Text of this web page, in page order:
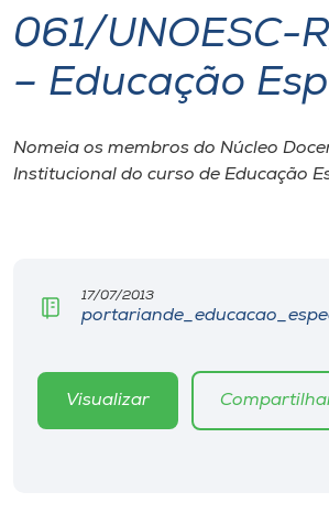
I.nova
Cultura
Biblioteca
Editora
061/UNOESC-
– Educação
Nomeia os membros do Núcleo
Institucional do curso de Educação
17/07/2013
Visualizar